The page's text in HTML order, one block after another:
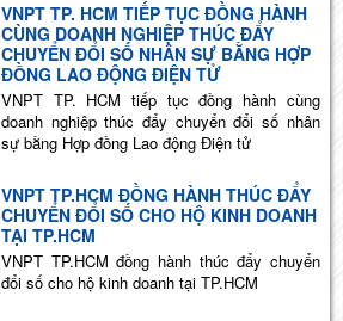
VNPT TP. HCM TIẾP TỤC ĐỒNG HÀNH
CÙNG DOANH NGHIỆP THÚC ĐẨY
CHUYỂN ĐỔI SỐ NHÂN SỰ BẰNG HỢP
ĐỒNG LAO ĐỘNG ĐIỆN TỬ
VNPT TP. HCM tiếp tục đồng hành cùng
doanh nghiệp thúc đẩy chuyển đổi số nhân
sự bằng Hợp đồng Lao động Điện tử
VNPT TP.HCM ĐỒNG HÀNH THÚC ĐẨY
CHUYỂN ĐỔI SỐ CHO HỘ KINH DOANH
TẠI TP.HCM
VNPT TP.HCM đồng hành thúc đẩy chuyển
đổi số cho hộ kinh doanh tại TP.HCM